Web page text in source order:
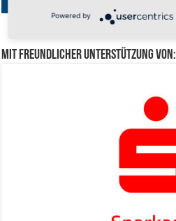
Mit freundlicher Unterstützung von:
Powered by